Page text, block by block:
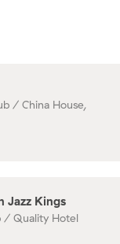
/ China House,
Jazz Kings
/ Quality Hotel